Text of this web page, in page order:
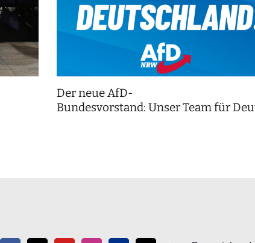
Der neue AfD-
Bundesvorstand: Unser Team für